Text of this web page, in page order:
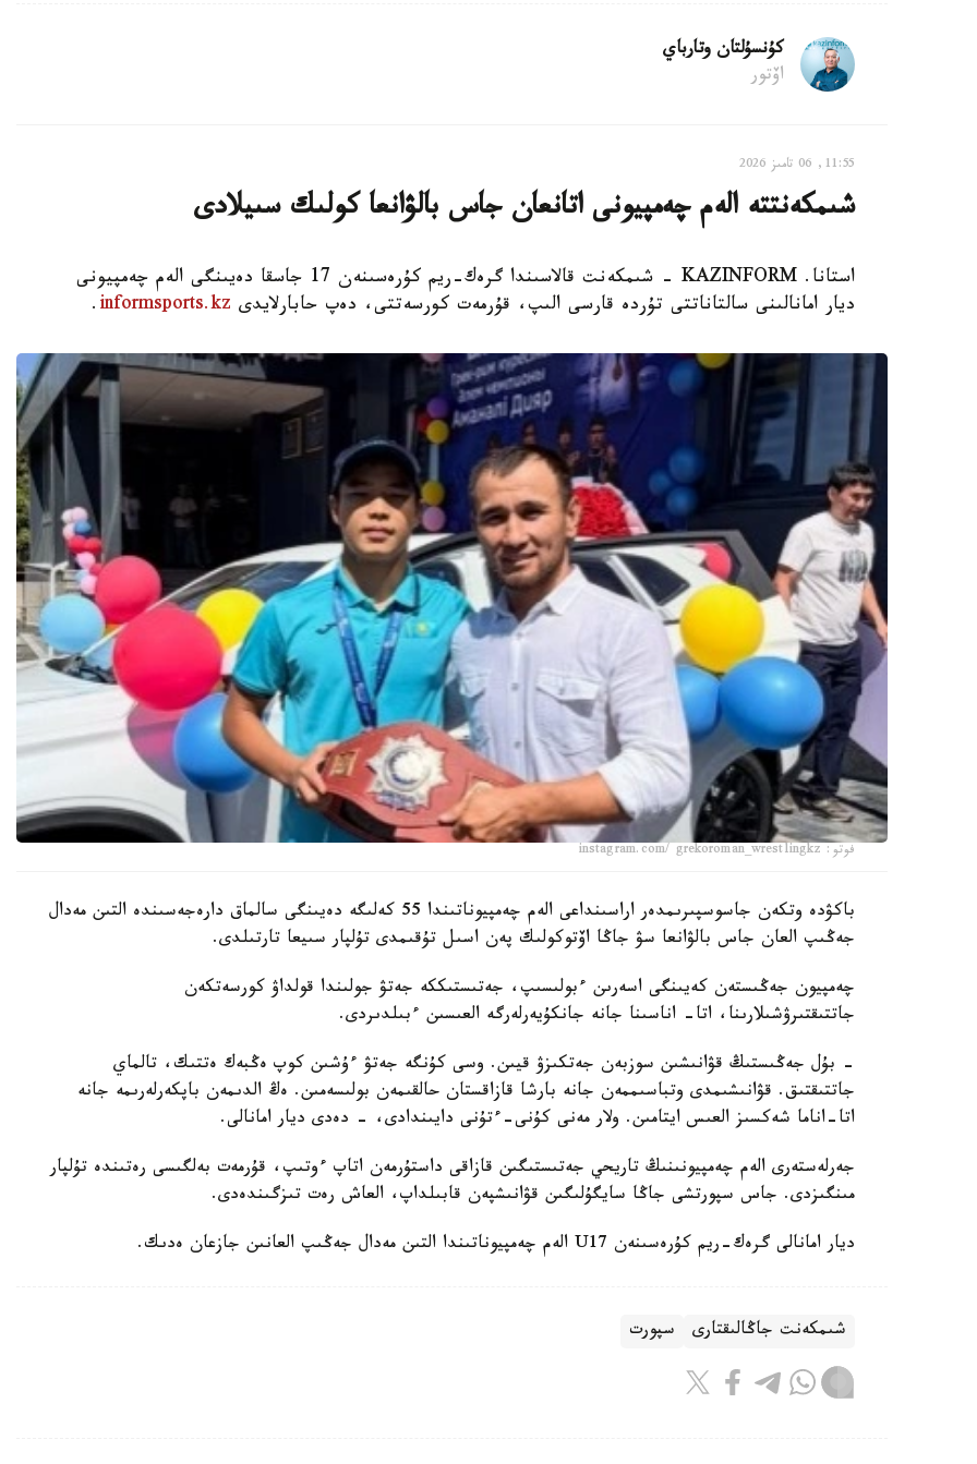
كۇنسۇلتان وتارباي
اۆتور
11:55, 06 تامىز 2026
شىمكەنتتە الەم چەمپيونى اتانعان جاس بالۋانعا كولىك سىيلادى
استانا. KAZINFORM - شىمكەنت قالاسىندا گرەك-ريم كۇرەسىنەن 17 جاسقا دەيىنگى الەم چەمپيونى
ديار امانالىنى سالتاناتتى تۇردە قارسى الىپ، قۇرمەت كورسەتتى، دەپ حابارلايدى informsports.kz
.
فوتو: instagram.com/ grekoroman_wrestlingkz
باكۋدە وتكەن جاسوسپىرىمدەر اراسىنداعى الەم چەمپيوناتىندا 55 كەلىگە دەيىنگى سالماق دارەجەسىندە التىن مەدال
جەڭىپ العان جاس بالۋانعا سۋ جاڭا اۆتوكولىك پەن اسىل تۇقىمدى تۇلپار سىيعا تارتىلدى.
چەمپيون جەڭىستەن كەيىنگى اسەرىن ءبولىسىپ، جەتىستىككە جەتۋ جولىندا قولداۋ كورسەتكەن
جاتتىقتىرۋشىلارىنا، اتا- اناسىنا جانە جانكۇيەرلەرگە العىسىن ءبىلدىردى.
- بۇل جەڭىستىڭ قۋانىشىن سوزبەن جەتكىزۋ قيىن. وسى كۇنگە جەتۋ ءۇشىن كوپ ەڭبەك ەتتىك، تالماي
جاتتىقتىق. قۋانىشىمدى وتباسىممەن جانە بارشا قازاقستان حالقىمەن بولىسەمىن. ەڭ الدىمەن باپكەرلەرىمە جانە
اتا-اناما شەكسىز العىس ايتامىن. ولار مەنى كۇنى-ءتۇنى دايىندادى، - دەدى ديار امانالى.
جەرلەستەرى الەم چەمپيونىنىڭ تاريحي جەتىستىگىن قازاقى داستۇرمەن اتاپ ءوتىپ، قۇرمەت بەلگىسى رەتىندە تۇلپار
مىنگىزدى. جاس سپورتشى جاڭا سايگۇلىگىن قۋانىشپەن قابىلداپ، العاش رەت تىزگىندەدى.
ديار امانالى گرەك-ريم كۇرەسىنەن U17 الەم چەمپيوناتىندا التىن مەدال جەڭىپ العانىن جازعان ەدىك.
شىمكەنت جاڭالىقتارى سپورت